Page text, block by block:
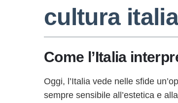
cultura
Come l’Italia
Oggi, l’Italia vede nelle sfide
sempre sensibile all’estetica e